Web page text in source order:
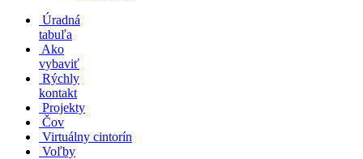
Úradná
tabuľa
Ako
vybaviť
Rýchly
kontakt
Projekty
Čov
Virtuálny cintorín
Voľby